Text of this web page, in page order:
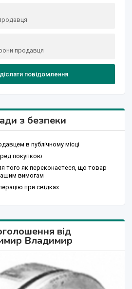
продавця
повідомлення
з безпеки
в публічному місці
покупкою
того як переконаєтеся, що товар
вимогам
при свідках
від
Владимир